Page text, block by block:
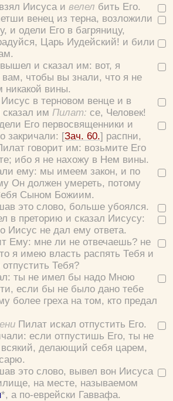
Иисуса и велел бить Его.
венец из терна, возложили
и одели Его в багряницу,
Царь Иудейский! и били
и сказал им: вот, я
вам, чтобы вы знали, что я не
никакой вины.
в терновом венце и в
им Пилат: се, Человек!
Его первосвященники и
закричали: [Зач. 60.] распни,
говорит им: возьмите Его
ибо я не нахожу в Нем вины.
ему: мы имеем закон, и по
Он должен умереть, потому
Сыном Божиим.
это слово, больше убоялся.
в преторию и сказал Иисусу:
Иисус не дал ему ответа.
Ему: мне ли не отвечаешь? не
я имею власть распять Тебя и
Тебя?
ты не имел бы надо Мною
если бы не было дано тебе
более греха на том, кто предал
Пилат искал отпустить Его.
если отпустишь Его, ты не
всякий, делающий себя царем,
это слово, вывел вон Иисуса
на месте, называемом
*, а по-еврейски Гаввафа.